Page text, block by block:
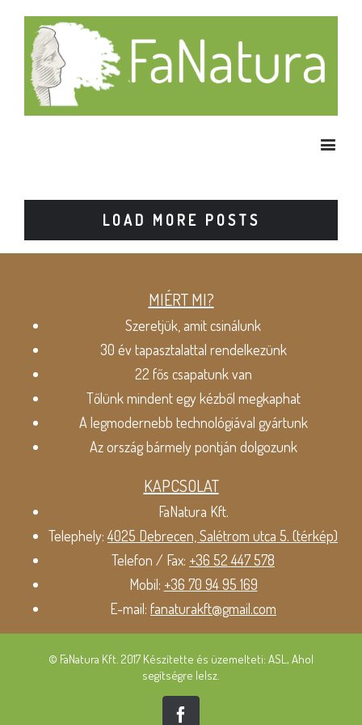
LOAD MORE POSTS
MIÉRT MI?
Szeretjük, amit csinálunk
30 év tapasztalattal rendelkezünk
22 fős csapatunk van
Tőlünk mindent egy kézből megkaphat
A legmodernebb technológiával gyártunk
Az ország bármely pontján dolgozunk
KAPCSOLAT
FaNatura Kft.
Telephely:4025 Debrecen, Salétrom utca 5. (térkép)
Telefon / Fax: +36 52 447 578
Mobil: +36 70 94 95 169
E-mail: fanaturakft@gmail.com
© FaNatura Kft. 2017 Készítette és üzemelteti: ASL, Ahol
segítségre lelsz.